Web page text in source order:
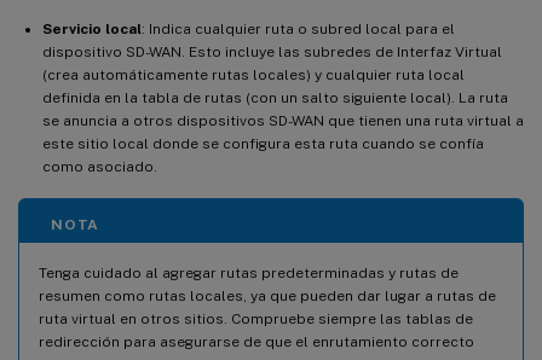
Servicio local: Indica cualquier ruta o subred local para el
dispositivo SD-WAN. Esto incluye las subredes de Interfaz Virtual
(crea automáticamente rutas locales) y cualquier ruta local
definida en la tabla de rutas (con un salto siguiente local). La ruta
se anuncia a otros dispositivos SD-WAN que tienen una ruta virtual a
este sitio local donde se configura esta ruta cuando se confía
como asociado.
NOTA
Tenga cuidado al agregar rutas predeterminadas y rutas de
resumen como rutas locales, ya que pueden dar lugar a rutas de
ruta virtual en otros sitios. Compruebe siempre las tablas de
redirección para asegurarse de que el enrutamiento correcto